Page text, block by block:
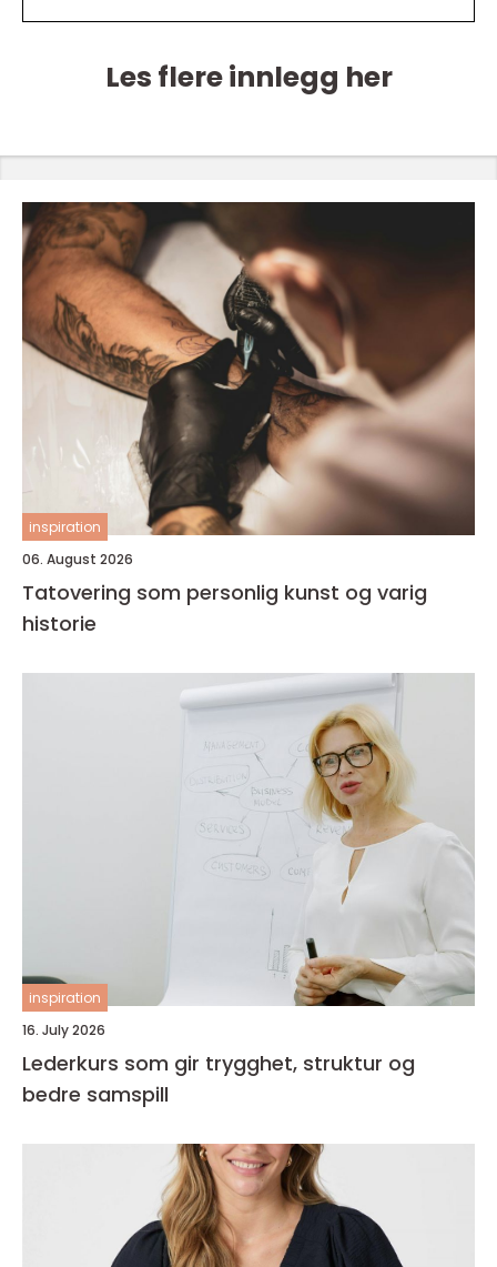
Les flere innlegg her
inspiration
06. August 2026
Tatovering som personlig kunst og varig
historie
inspiration
16. July 2026
Lederkurs som gir trygghet, struktur og
bedre samspill